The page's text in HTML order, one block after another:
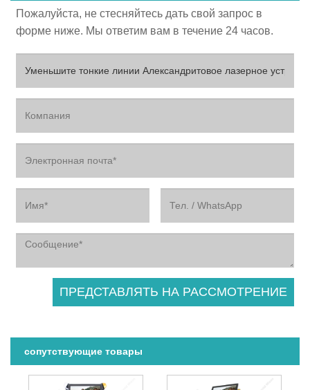
Пожалуйста, не стесняйтесь дать свой запрос в
форме ниже. Мы ответим вам в течение 24 часов.
сопутствующие товары